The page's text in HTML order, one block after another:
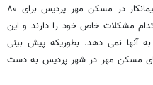
براساس این گزارش، در حال حاضر ۱۰۰ پیمانکار در مسکن مهر پردیس برای ۸۰
مشکلات خاص خود را دارند و این
آنها نمی دهد. بطوریکه پیش بینی
مسکن مهر در شهر پردیس به دست